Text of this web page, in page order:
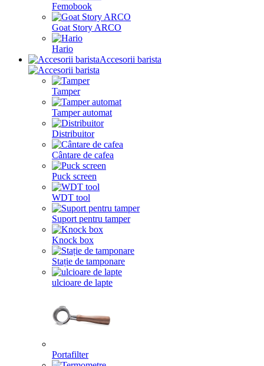
Femobook
Goat Story ARCO
Hario
Accesorii barista
Tamper
Tamper automat
Distribuitor
Cântare de cafea
Puck screen
WDT tool
Suport pentru tamper
Knock box
Stație de tamponare
ulcioare de lapte
Portafilter